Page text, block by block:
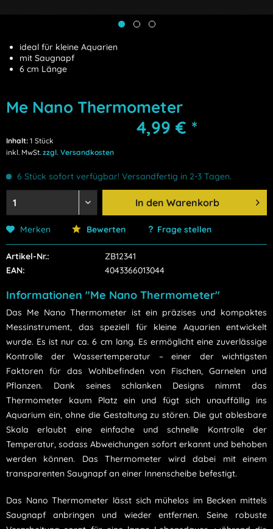
ideal für kleine Aquarien
mit Saugnapf
6 cm Länge
Me Nano Thermometer
4,99 € *
Inhalt: 1 Stück
inkl. MwSt. zzgl. Versandkosten
6 Stück sofort verfügbar! Versandfertig in 2-3 Tagen.
In den Warenkorb
Merken Bewerten Frage stellen
Artikel-Nr.:
ZB12341
EAN:
4043366013044
Informationen "Me Nano Thermometer"
Das Me Nano Thermometer ist ein präzises und kompaktes
Messinstrument, das speziell für kleine Aquarien entwickelt
wurde. Es ist nur ca. 6 cm lang. Es ermöglicht eine zuverlässige
Kontrolle der Wassertemperatur – einer der wichtigsten
Faktoren für das Wohlbefinden von Fischen, Garnelen und
Pflanzen. Dank seines schlanken Designs nimmt das
Thermometer kaum Platz ein und fügt sich unauffällig ins
Aquarium ein, ohne die Gestaltung zu stören. Die gut ablesbare
Skala erlaubt eine einfache und schnelle Kontrolle der
Temperatur, sodass Abweichungen sofort erkannt und behoben
werden können. Das Thermometer wird dabei mit einem
transparenten Saugnapf an einer Innenscheibe befestigt.
Das Nano Thermometer lässt sich mühelos im Becken mittels
Saugnapf anbringen und wieder entfernen. Seine robuste